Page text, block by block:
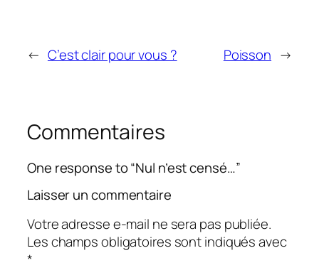
← C’est clair pour vous ? Poisson →
Commentaires
One response to “Nul n’est censé…”
Laisser un commentaire
Votre adresse e-mail ne sera pas publiée.
Les champs obligatoires sont indiqués avec
*